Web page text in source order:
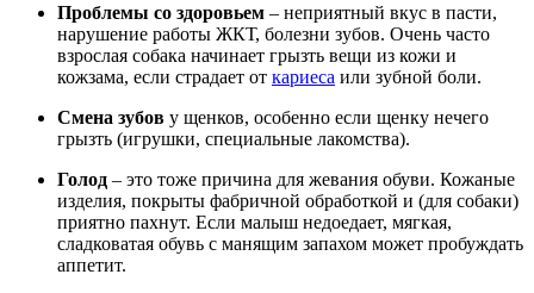
Проблемы со здоровьем – неприятный вкус в пасти,
нарушение работы ЖКТ, болезни зубов. Очень часто
взрослая собака начинает грызть вещи из кожи и
кожзама, если страдает от кариеса или зубной боли.
Смена зубов у щенков, особенно если щенку нечего
грызть (игрушки, специальные лакомства).
Голод – это тоже причина для жевания обуви. Кожаные
изделия, покрыты фабричной обработкой и (для собаки)
приятно пахнут. Если малыш недоедает, мягкая,
сладковатая обувь с манящим запахом может пробуждать
аппетит.